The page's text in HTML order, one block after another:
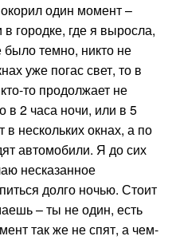
один момент –
городке, где я выросла,
темно, никто не
уже погас свет, то в
то продолжает не
в 2 часа ночи, или в 5
в нескольких окнах, а по
автомобили. Я до сих
несказанное
долго ночью. Стоит
– ты не один, есть
так же не спят, а чем-